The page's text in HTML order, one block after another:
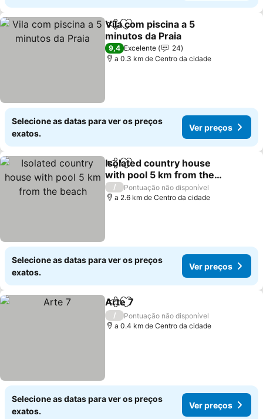
PartilharAdicionar aos favoritos
Vila com piscina a 5
minutos da Praia
Ver preços
9,4 Excelente
24
a 0.3 km de Centro da cidade
Selecione as datas para ver os preços
exatos.
Ver preços
PartilharAdicionar aos favoritos
Isolated country house
with pool 5 km from the
beach
Ver preços
/
Pontuação não disponível
a 2.6 km de Centro da cidade
Selecione as datas para ver os preços
exatos.
Ver preços
PartilharAdicionar aos favoritos
Arte 7
/
Pontuação não disponível
a 0.4 km de Centro da cidade
Selecione as datas para ver os preços
exatos.
Ver preços